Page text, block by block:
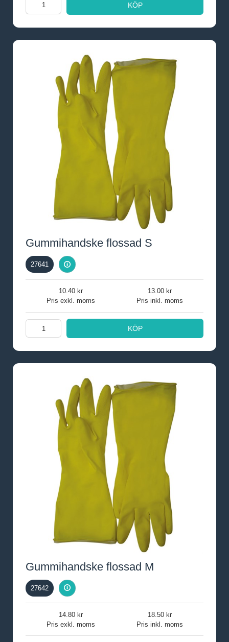
KÖP
Gummihandske flossad S
27641
Pris exkl. moms
10.40
Pris inkl. moms
13.00
KÖP
Gummihandske flossad M
27642
Pris exkl. moms
14.80
Pris inkl. moms
18.50